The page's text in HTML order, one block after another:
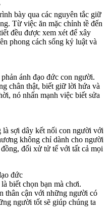
bày qua các nguyên tắc giữ
Từ việc ăn mặc chỉnh tề đến
đều được xem xét để xây
phong cách sống kỷ luật và
ánh đạo đức con người.
chân thật, biết giữ lời hứa và
nó nhấn mạnh việc biết sửa
sợi dây kết nối con người với
không chỉ dành cho người
đối xử tử tế với tất cả mọi
đức
biết chọn bạn mà chơi.
thân cận với những người có
người tốt sẽ giúp chúng ta